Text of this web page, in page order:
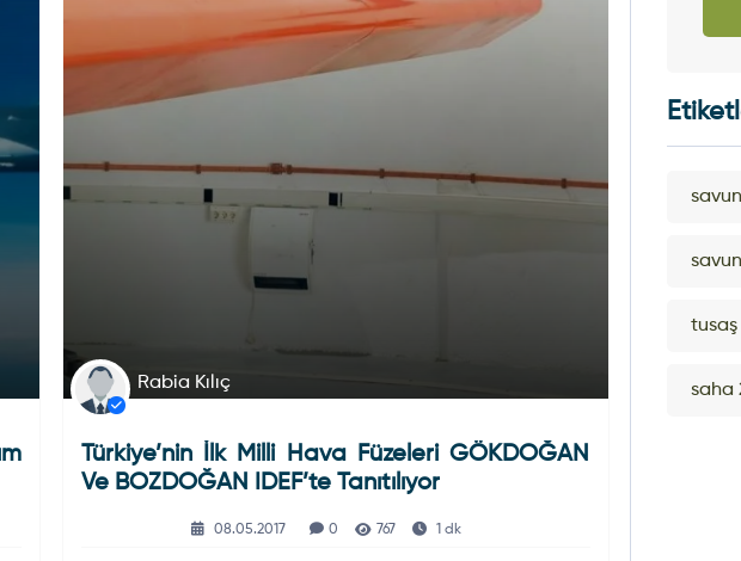
Rabia Kılıç
Türkiye’nin İlk Milli Hava Füzeleri GÖKDOĞAN
Ve BOZDOĞAN IDEF’te Tanıtılıyor
08.05.2017 0 767 1 dk
tusaş
saha